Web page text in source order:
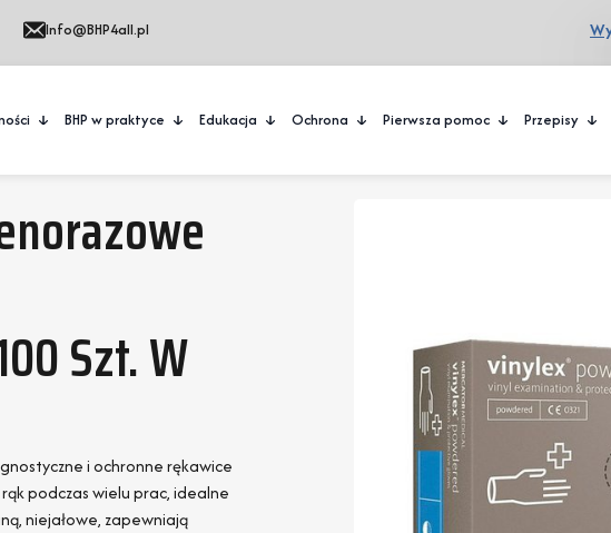
Info@BHP4all.pl
BHP w praktyce Edukacja Ochrona Pierwsza pomoc Przepisy
Szt. W
i ochronne rękawice
podczas wielu prac, idealne
niejałowe, zapewniają